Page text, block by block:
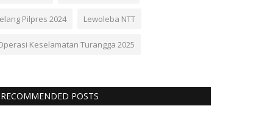
Pilpres 2024 Lewoleba NTT
Keselamatan Turangga 2025
RECOMMENDED POSTS